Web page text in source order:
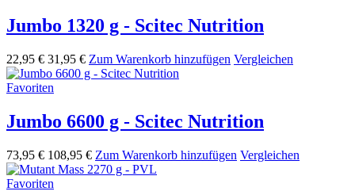
Jumbo 1320 g - Scitec Nutrition
22,95 € 31,95 € Zum Warenkorb hinzufügen Vergleichen
Favoriten
Jumbo 6600 g - Scitec Nutrition
73,95 € 108,95 € Zum Warenkorb hinzufügen Vergleichen
Favoriten